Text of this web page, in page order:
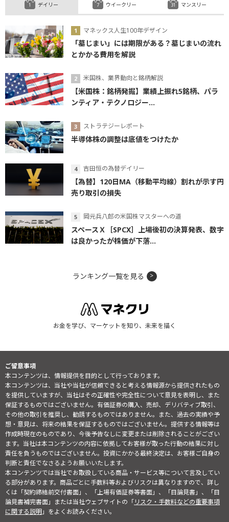
デイリー
マネックス人生100年デザイン
「墓じまい」には期限がある？墓じまいの流れ
とかかる費用を解説
米国株、業界動向と銘柄解説
【米国株：銘柄発掘】業績上振れ5銘柄、パラ
ンティア・テクノロジー...
ストラテジーレポート
半導体株の調整は底値をつけたか
吉田恒の為替デイリー
【為替】120日MA（移動平均線）割れが示す円
売り取引の損失
岡元兵八郎の米国株マスターへの道
スペースＸ［SPCX］上場後初の決算発表、数字
は良かったが株価が下落...
ウイークリー マンスリー
ランキング一覧を見る
お金を学び、マーケットを知り、未来を描く
ご留意事項
本コンテンツは、情報提供を目的として行っております。
本コンテンツは、当社や当社が信頼できると考える情報源から提供されたもの
を提供していますが、当社はその正確性や完全性について意見を表明し、また
保証するものではございません。有価証券の購入、売却、デリバティブ取引、
その他の取引を推奨し、勧誘するものではありません。また、過去の実績や予
想・意見は、将来の結果を保証するものではございません。提供する情報等は
作成時現在のものであり、今後予告なしに変更または削除されることがござい
ます。当社は本コンテンツの内容に依拠してお客様が取った行動の結果に対し
責任を負うものではございません。投資にかかる最終決定は、お客様ご自身の
判断と責任でなさるようお願いいたします。
本コンテンツでは当社でお取扱している商品・サービス等について言及してい
る部分があります。商品ごとに手数料等およびリスクは異なりますので、詳し
くは「契約締結前交付書面」、「上場有価証券等書面」、「目論見書」、「目
論見書補完書面」または当社ウェブサイトの「リスク・手数料などの重要事項
に関する説明」をよくお読みください。